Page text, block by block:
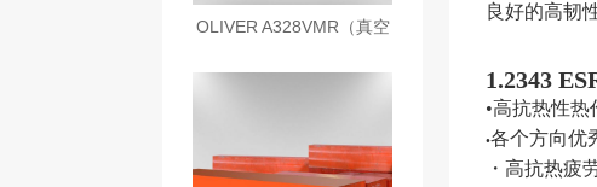
OLIVER A328VMR（真空
电渣）
良好的高韧
1.2343
•高抗热性热
•各个方向优
・高抗热疲